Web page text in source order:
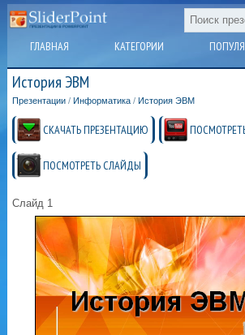
ГЛАВНАЯ КАТЕГОРИИ
История ЭВМ
Презентации / Информатика / История ЭВМ
СКАЧАТЬ ПРЕЗЕНТАЦИЮ
ПОСМОТРЕТЬ СЛАЙДЫ
Слайд 1